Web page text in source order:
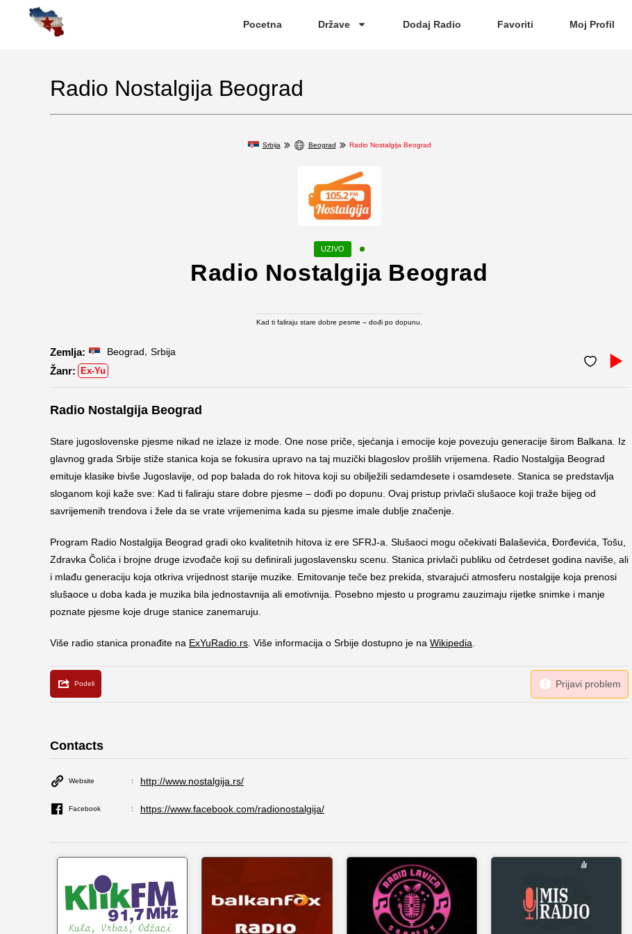
Pocetna Države Dodaj Radio Favoriti Moj Profil
Radio Nostalgija Beograd
Srbija Beograd Radio Nostalgija Beograd
Radio Nostalgija Beograd
Kad ti faliraju stare dobre pesme – dođi po dopunu.
Beograd Srbija
Ex-Yu
Radio Nostalgija Beograd
Stare jugoslovenske pjesme nikad ne izlaze iz mode. One nose priče, sjećanja i emocije koje povezuju generacije širom Balkana. Iz
glavnog grada Srbije stiže stanica koja se fokusira upravo na taj muzički blagoslov prošlih vrijemena. Radio Nostalgija Beograd
emituje klasike bivše Jugoslavije, od pop balada do rok hitova koji su obilježili sedamdesete i osamdesete. Stanica se predstavlja
sloganom koji kaže sve: Kad ti faliraju stare dobre pjesme – dođi po dopunu. Ovaj pristup privlači slušaoce koji traže bijeg od
savrijemenih trendova i žele da se vrate vrijemenima kada su pjesme imale dublje značenje.
Program Radio Nostalgija Beograd gradi oko kvalitetnih hitova iz ere SFRJ-a. Slušaoci mogu očekivati Balaševića, Đorđevića, Tošu,
Zdravka Čolića i brojne druge izvođače koji su definirali jugoslavensku scenu. Stanica privlači publiku od četrdeset godina naviše, ali
i mlađu generaciju koja otkriva vrijednost starije muzike. Emitovanje teče bez prekida, stvarajući atmosferu nostalgije koja prenosi
slušaoce u doba kada je muzika bila jednostavnija ali emotivnija. Posebno mjesto u programu zauzimaju rijetke snimke i manje
poznate pjesme koje druge stanice zanemaruju.
Više radio stanica pronađite na ExYuRadio.rs . Više informacija o Srbije dostupno je na Wikipedia
Contacts
Website http://www.nostalgija.rs/
Facebook https://www.facebook.com/radionostalgija/